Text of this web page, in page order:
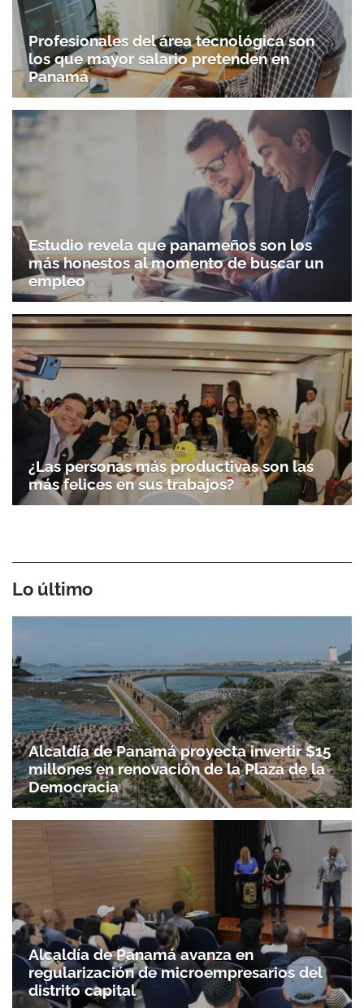
Profesionales del área tecnológica son
los que mayor salario pretenden en
Panamá
Estudio revela que panameños son los
más honestos al momento de buscar un
empleo
¿Las personas más productivas son las
más felices en sus trabajos?
Lo último
Alcaldía de Panamá proyecta invertir $15
millones en renovación de la Plaza de la
Democracia
Alcaldía de Panamá avanza en
regularización de microempresarios del
distrito capital